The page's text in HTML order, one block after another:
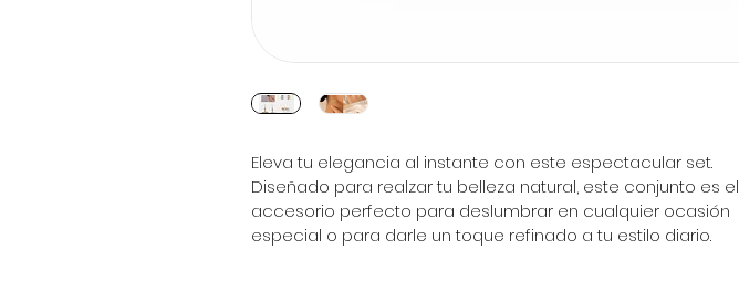
Eleva tu elegancia al instante con este espectacular set.
Diseñado para realzar tu belleza natural, este conjunto es el
accesorio perfecto para deslumbrar en cualquier ocasión
especial o para darle un toque refinado a tu estilo diario.